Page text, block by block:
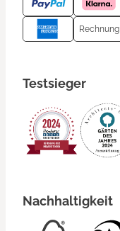
Rechnung
Testsieger
Nachhaltigkeit